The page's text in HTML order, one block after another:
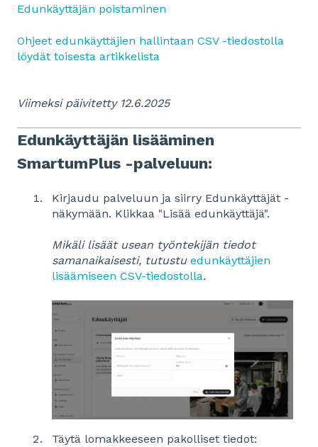
Edunkäyttäjän poistaminen
Ohjeet edunkäyttäjien hallintaan CSV -tiedostolla
löydät toisesta artikkelista
Viimeksi päivitetty 12.6.2025
Edunkäyttäjän lisääminen
SmartumPlus -palveluun:
Kirjaudu palveluun ja siirry Edunkäyttäjät -
näkymään. Klikkaa "Lisää edunkäyttäjä".
Mikäli lisäät usean työntekijän tiedot
samanaikaisesti, tutustu edunkäyttäjien
lisäämiseen CSV-tiedostolla.
Täytä lomakkeeseen pakolliset tiedot: